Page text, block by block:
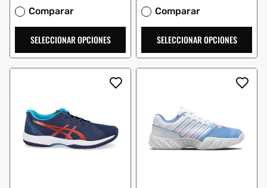
Comparar
SELECCIONAR OPCIONES
Comparar
SELECCIONAR OPCIONES